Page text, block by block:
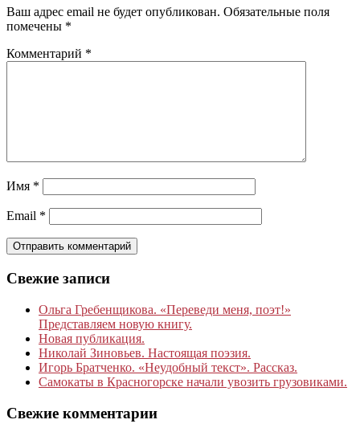
Ваш адрес email не будет опубликован. Обязательные поля
помечены *
Комментарий *
Имя *
Email *
Свежие записи
Ольга Гребенщикова. «Переведи меня, поэт!»
Представляем новую книгу.
Новая публикация.
Николай Зиновьев. Настоящая поэзия.
Игорь Братченко. «Неудобный текст». Рассказ.
Самокаты в Красногорске начали увозить грузовиками.
Свежие комментарии